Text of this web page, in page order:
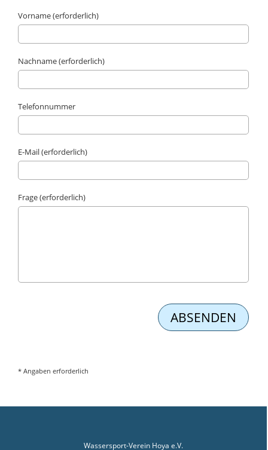
Vorname (erforderlich)
Nachname (erforderlich)
Telefonnummer
E-Mail (erforderlich)
Frage (erforderlich)
* Angaben erforderlich
Wassersport-Verein Hoya e.V.